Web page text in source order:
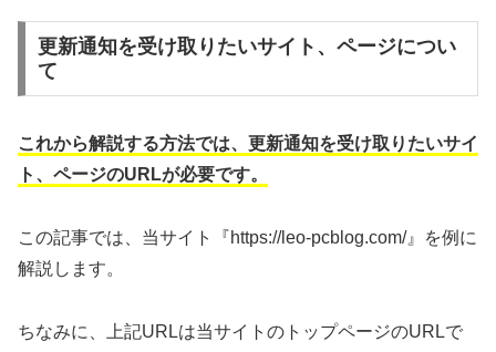
更新通知を受け取りたいサイト、ページについ
て
これから解説する方法では、更新通知を受け取りたいサイ
ト、ページのURLが必要です。
この記事では、当サイト『https://leo-pcblog.com/』を例に
解説します。
ちなみに、上記URLは当サイトのトップページのURLで